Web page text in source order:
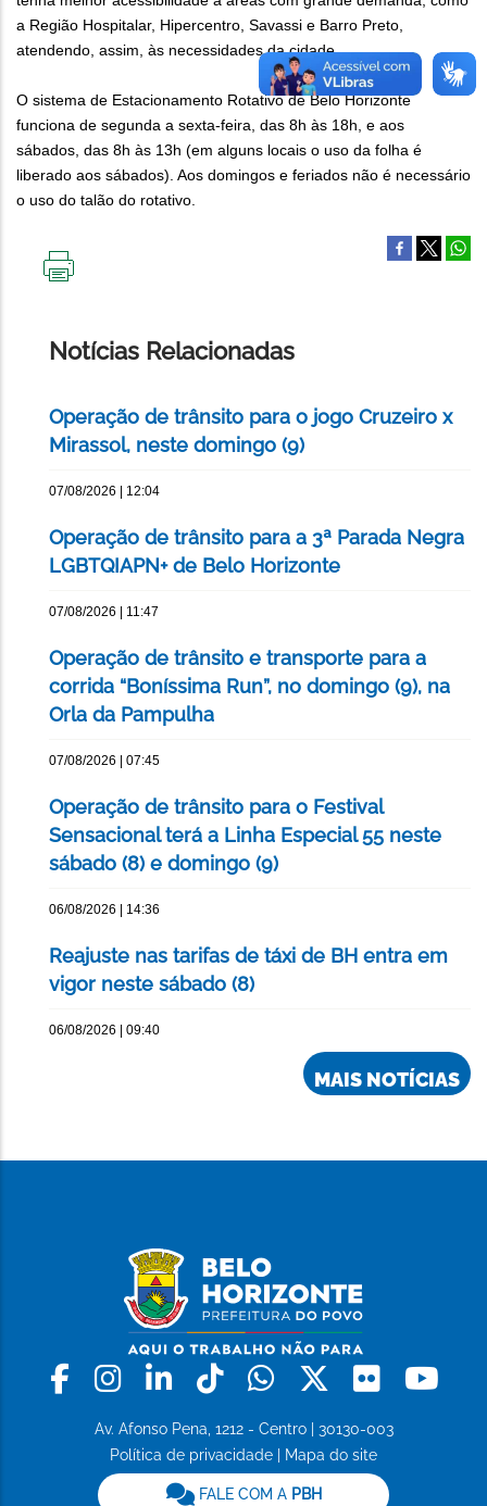
a Região Hospitalar, Hipercentro, Savassi e Barro Preto,
atendendo, assim, às necessidades da cidade.
O sistema de Estacionamento Rotativo de Belo Horizonte
funciona de segunda a sexta-feira, das 8h às 18h, e aos
sábados, das 8h às 13h (em alguns locais o uso da folha é
liberado aos sábados). Aos domingos e feriados não é necessário
o uso do talão do rotativo.
Notícias Relacionadas
Operação de trânsito para o jogo Cruzeiro x
Mirassol, neste domingo (9)
07/08/2026 | 12:04
Operação de trânsito para a 3ª Parada Negra
LGBTQIAPN+ de Belo Horizonte
07/08/2026 | 11:47
Operação de trânsito e transporte para a
corrida “Boníssima Run”, no domingo (9), na
Orla da Pampulha
07/08/2026 | 07:45
Operação de trânsito para o Festival
Sensacional terá a Linha Especial 55 neste
sábado (8) e domingo (9)
06/08/2026 | 14:36
Reajuste nas tarifas de táxi de BH entra em
vigor neste sábado (8)
06/08/2026 | 09:40
MAIS NOTÍCIAS
Facebook
Instagram
LinkedinTiktokWhatsapp
X Flickr
Av. Afonso Pena, 1212 - Centro | 30130-003
Política de privacidade
Mapa do site
FALE COM A PBH